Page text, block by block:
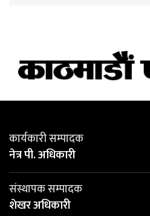
कार्यकारी सम्पादक
नेत्र पी. अधिकारी
संस्थापक सम्पादक
शेखर अधिकारी